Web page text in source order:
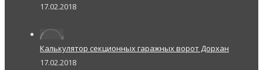
17.02.2018
Калькулятор секционных гаражных ворот Дорхан
17.02.2018